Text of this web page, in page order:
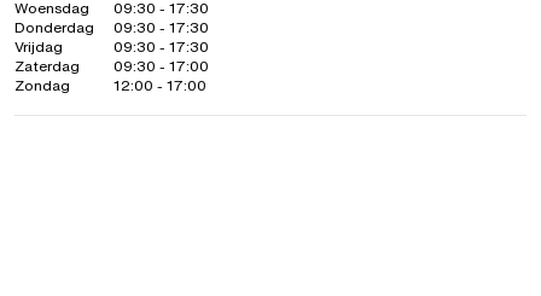
Woensdag
09:30 - 17:30
Donderdag
09:30 - 17:30
Vrijdag
09:30 - 17:30
Zaterdag
09:30 - 17:00
Zondag
12:00 - 17:00